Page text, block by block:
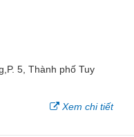
5, Thành phố Tuy
Xem chi tiết